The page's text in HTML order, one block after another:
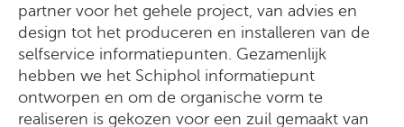
partner voor het gehele project, van advies en
design tot het produceren en installeren van de
selfservice informatiepunten. Gezamenlijk
hebben we het Schiphol informatiepunt
ontworpen en om de organische vorm te
realiseren is gekozen voor een zuil gemaakt van